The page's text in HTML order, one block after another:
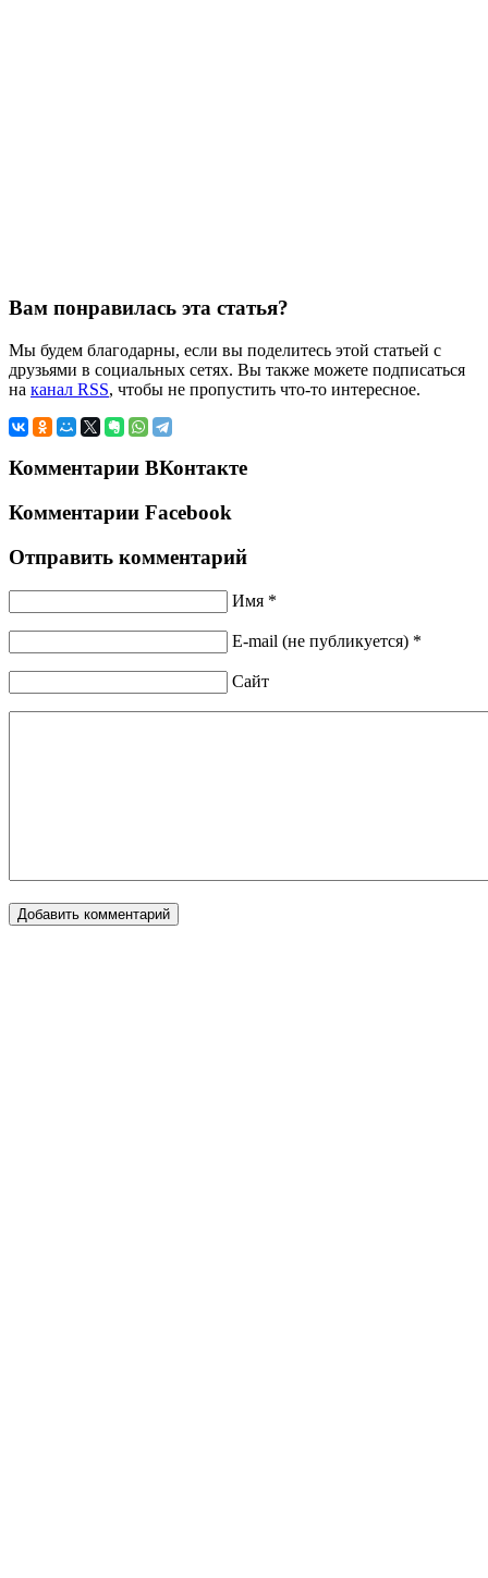
Вам понравилась эта статья?
Мы будем благодарны, если вы поделитесь этой статьей с
друзьями в социальных сетях. Вы также можете подписаться
на канал RSS, чтобы не пропустить что-то интересное.
Комментарии ВКонтакте
Комментарии Facebook
Отправить комментарий
Имя *
E-mail (не публикуется) *
Сайт